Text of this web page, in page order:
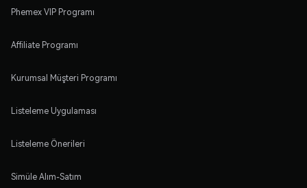
Phemex VIP Programı
Affiliate Programı
Kurumsal Müşteri Programı
Listeleme Uygulaması
Listeleme Önerileri
Simüle Alım-Satım